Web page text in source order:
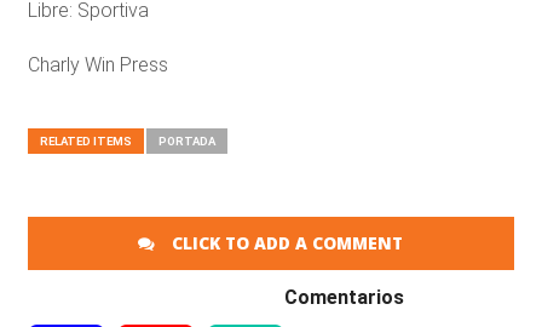
Libre: Sportiva
Charly Win Press
RELATED ITEMS PORTADA
CLICK TO ADD A COMMENT
Comentarios